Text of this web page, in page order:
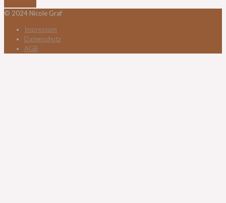
© 2024 Nicole Graf
Impressum
Datenschutz
AGB